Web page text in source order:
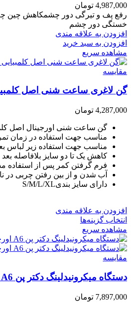
4,987,000 تومان
رفع پف و تیرگی دور چشمکاهش چین
خستگی دور چشم
افزودن به علاقه مندی
افزودن به سبد خرید
مشاهده سریع
مقایسه
گن لاغری ساعت شنی اصل
4,287,000 تومان
گن ساعت شنی اورجینال اصل
مناسب جهت استفاده در زمان
مناسب جهت استفاده زیر لباس
کاهش یک تا دو سایز بلافاصله
فرم گرفتن کمر پس از استفاده
آب شدن و از بین رفتن چربی در
دارای سایز بندیS/M/L/XL
افزودن به علاقه مندی
انتخاب گزینه‌ها
مشاهده سریع
مقایسه
دستگاه میکرونیدلینگ دکتر پن A6 اورجینال
7,897,000 تومان